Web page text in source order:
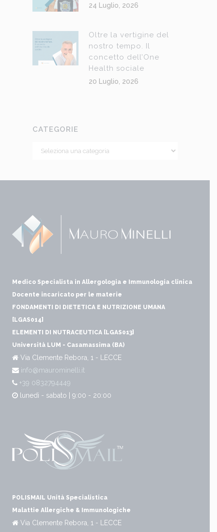
24 Luglio, 2026
Oltre la vertigine del
nostro tempo. Il
concetto dell’One
Health sociale
20 Luglio, 2026
CATEGORIE
Medico Specialista in Allergologia e Immunologia clinica
Docente incaricato per le materie
FONDAMENTI DI DIETETICA E NUTRIZIONE UMANA
[LGAS014]
ELEMENTI DI NUTRACEUTICA [LGAS013]
Università LUM - Casamassima (BA)
Via Clemente Rebora, 1 - LECCE
info@maurominelli.it
+39 0832794449
lunedì - sabato | 9:00 - 20:00
POLISMAIL Unità Specialistica
Malattie Allergiche & Immunologiche
Via Clemente Rebora, 1 - LECCE